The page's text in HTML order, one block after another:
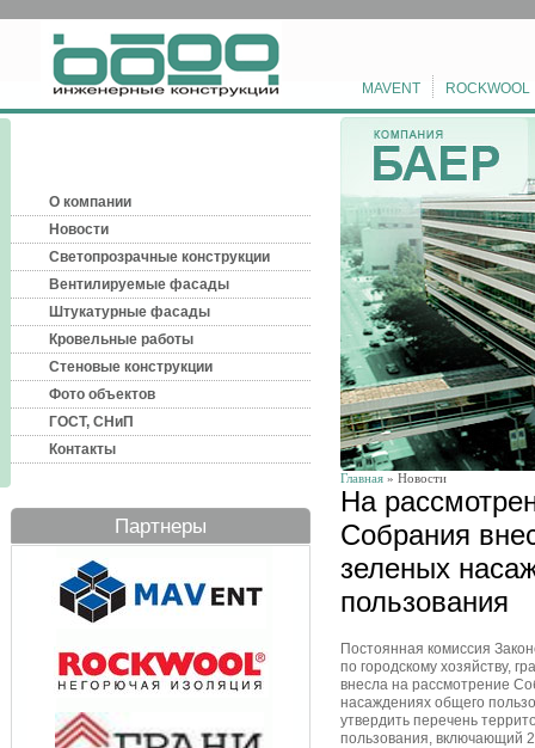
MAVENT ROCKWOOL
О компании
Новости
Светопрозрачные конструкции
Вентилируемые фасады
Штукатурные фасады
Кровельные работы
Стеновые конструкции
Фото объектов
ГОСТ, СНиП
Контакты
Партнеры
Главная » Новости
На
Собрания
зеленых
пользования
Постоянная комиссия
по городскому хозяйству,
внесла на рассмотрение
насаждениях общего
утвердить перечень
пользования, включающий 2